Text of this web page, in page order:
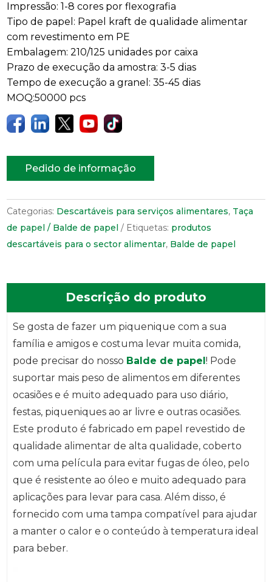
Impressão: 1-8 cores por flexografia
Tipo de papel: Papel kraft de qualidade alimentar
com revestimento em PE
Embalagem: 210/125 unidades por caixa
Prazo de execução da amostra: 3-5 dias
Tempo de execução a granel: 35-45 dias
MOQ:50000 pcs
Pedido de informação
Categorias: Descartáveis para serviços alimentares, Taça
de papel / Balde de papel
Etiquetas: produtos
descartáveis para o sector alimentar, Balde de papel
Descrição do produto
Se gosta de fazer um piquenique com a sua
família e amigos e costuma levar muita comida,
pode precisar do nosso Balde de papel! Pode
suportar mais peso de alimentos em diferentes
ocasiões e é muito adequado para uso diário,
festas, piqueniques ao ar livre e outras ocasiões.
Este produto é fabricado em papel revestido de
qualidade alimentar de alta qualidade, coberto
com uma película para evitar fugas de óleo, pelo
que é resistente ao óleo e muito adequado para
aplicações para levar para casa. Além disso, é
fornecido com uma tampa compatível para ajudar
a manter o calor e o conteúdo à temperatura ideal
para beber.